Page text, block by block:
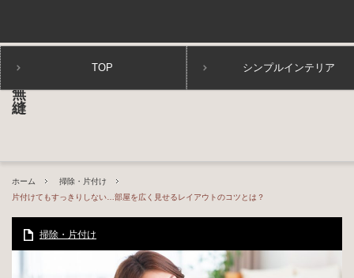
TOP シンプルインテリア
ホーム
掃除・片付け
片付けてもすっきりしない…部屋を広く見せるレイアウトのコツとは？
掃除・片付け